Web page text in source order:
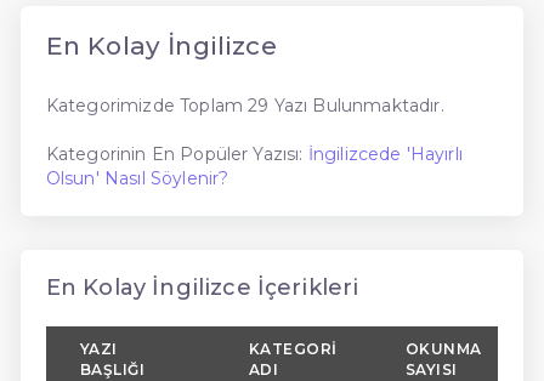
En Kolay İngilizce
Kategorimizde Toplam 29 Yazı Bulunmaktadır.
Kategorinin En Popüler Yazısı: İngilizcede 'Hayırlı
Olsun' Nasıl Söylenir?
En Kolay İngilizce İçerikleri
YAZI
BAŞLIĞI
KATEGORI
ADI
OKUNMA
SAYISI